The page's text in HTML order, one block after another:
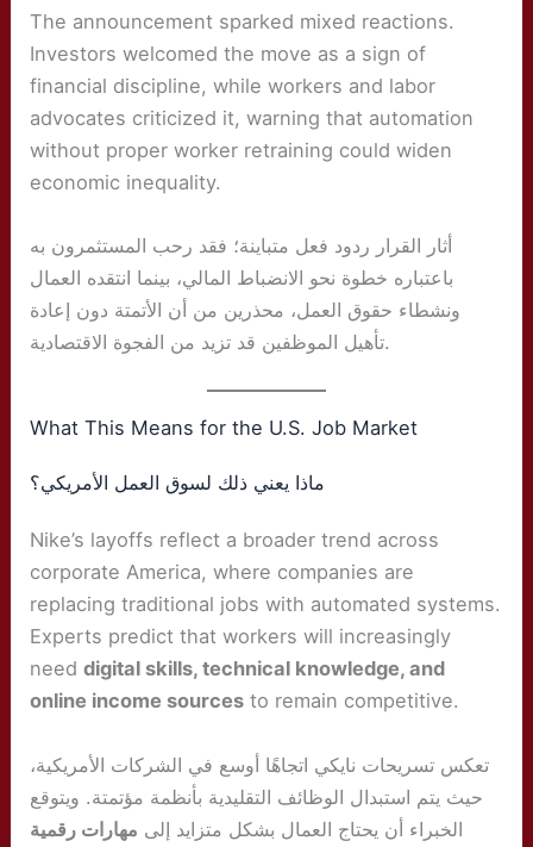
The announcement sparked mixed reactions.
Investors welcomed the move as a sign of
financial discipline, while workers and labor
advocates criticized it, warning that automation
without proper worker retraining could widen
economic inequality.
أثار القرار ردود فعل متباينة؛ فقد رحب المستثمرون به
باعتباره خطوة نحو الانضباط المالي، بينما انتقده العمال
ونشطاء حقوق العمل، محذرين من أن الأتمتة دون إعادة
تأهيل الموظفين قد تزيد من الفجوة الاقتصادية.
What This Means for the U.S. Job Market
ماذا يعني ذلك لسوق العمل الأمريكي؟
Nike’s layoffs reflect a broader trend across
corporate America, where companies are
replacing traditional jobs with automated systems.
Experts predict that workers will increasingly
needdigital skills, technical knowledge, and
online income sources to remain competitive.
تعكس تسريحات نايكي اتجاهًا أوسع في الشركات الأمريكية،
حيث يتم استبدال الوظائف التقليدية بأنظمة مؤتمتة. ويتوقع
الخبراء أن يحتاج العمال بشكل متزايد إلى مهارات رقمية